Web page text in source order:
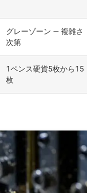
グレーゾーン — 複雑さ
次第
1ペンス硬貨5枚から15
枚